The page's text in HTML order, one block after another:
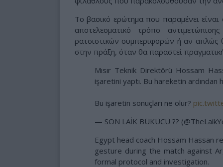
Το βασικό ερώτημα που παραμένει
αποτελεσματικό τρόπο
ρατσιστικών συμπεριφορών ή αν απλώς
στην πράξη, όταν θα παραστεί
Mısır Teknik Direktörü Hossam
işaretini yaptı. Bu hareketin
Bu işaretin sonuçları ne olur?
— SON LAİK BÜKÜCÜ ??
Egypt head coach Hossam Hassan
gesture during the match against
formal protocol and investigation.